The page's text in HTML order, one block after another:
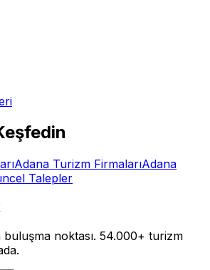
Adana Turizm FirmalarıAdana
Talepler
noktası. 54.000+ turizm